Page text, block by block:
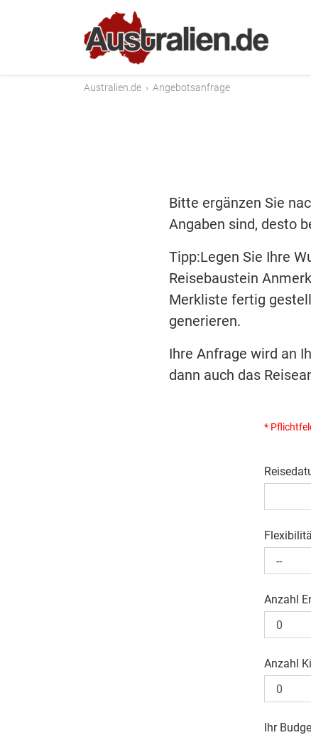
Australien.de › Angebotsanfrage
Bitte ergänzen Sie
Angaben sind, desto
Tipp:Legen Sie Ihre
Reisebaustein
Merkliste fertig
generieren.
Ihre Anfrage wird an
dann auch das
*
Anzahl
Anzahl
Ihr